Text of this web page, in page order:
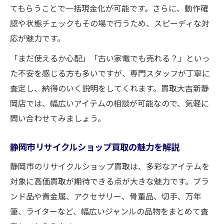
てもらうことで一括現金化が可能です。さらに、動作確
認や状態チェックもその場で行うため、スピーディな対
応が魅力です。
「まだ使えるか心配」「古い家電でも売れる？」といっ
た不安を感じる方も多いですが、専門スタッフが丁寧に
査定し、納得のいく説明をしてくれます。買取大吉新静
岡店では、幅広いアイテムの相談が可能なので、気軽に
問い合わせてみましょう。
静岡市リサイクルショップ買取の魅力を解説
静岡市のリサイクルショップ買取は、多彩なアイテムを
対象に高価買取が期待できる点が大きな魅力です。ブラ
ンド品や貴金属、アクセサリー、骨董品、切手、万年
筆、ライターなど、幅広いジャンルの品物をまとめて査